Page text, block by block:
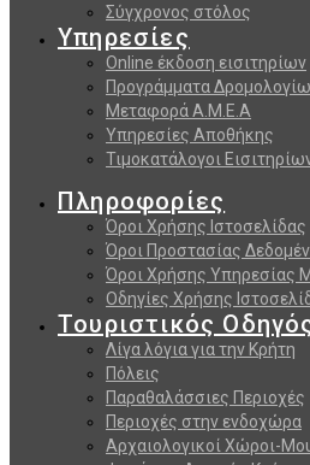
Σύγχρονος στόλος
Υπηρεσίες
Online έκδοση εισιτηρίων
Προγράμματα
Μεταφορά Α.Μ.Ε.Α
Υπηρεσίες Αποθήκης
Τιμοκατάλογοι
Πληροφορίες
Όροι Χρήσης Ιστοσελίδας
Όροι Προστασίας
Όροι Χρήσης Υπηρεσίας
Οδηγίες Χρήσης
Τουριστικός
Λίγα λόγια για την Κρήτη
Πόλεις
Παραθαλάσσιες Περιοχές
Περιοχές στην ενδοχώρα
Αρχαιολογικοί Χώροι-